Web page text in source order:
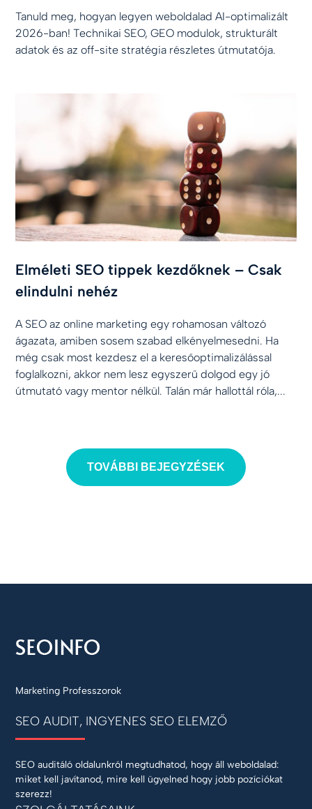
Tanuld meg, hogyan legyen weboldalad AI-optimalizált
2026-ban! Technikai SEO, GEO modulok, strukturált
adatok és az off-site stratégia részletes útmutatója.
Elméleti SEO tippek kezdőknek – Csak
elindulni nehéz
A SEO az online marketing egy rohamosan változó
ágazata, amiben sosem szabad elkényelmesedni. Ha
még csak most kezdesz el a keresőoptimalizálással
foglalkozni, akkor nem lesz egyszerű dolgod egy jó
útmutató vagy mentor nélkül. Talán már hallottál róla,...
TOVÁBBI BEJEGYZÉSEK
Marketing Professzorok
SEO AUDIT, INGYENES SEO ELEMZŐ
SEO auditáló oldalunkról megtudhatod, hogy áll weboldalad:
miket kell javítanod, mire kell ügyelned hogy jobb pozíciókat
szerezz!